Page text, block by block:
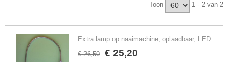
Toon 1 - 2 van 2
Extra lamp op naaimachine, oplaadbaar, LED
€ 26,50 € 25,20